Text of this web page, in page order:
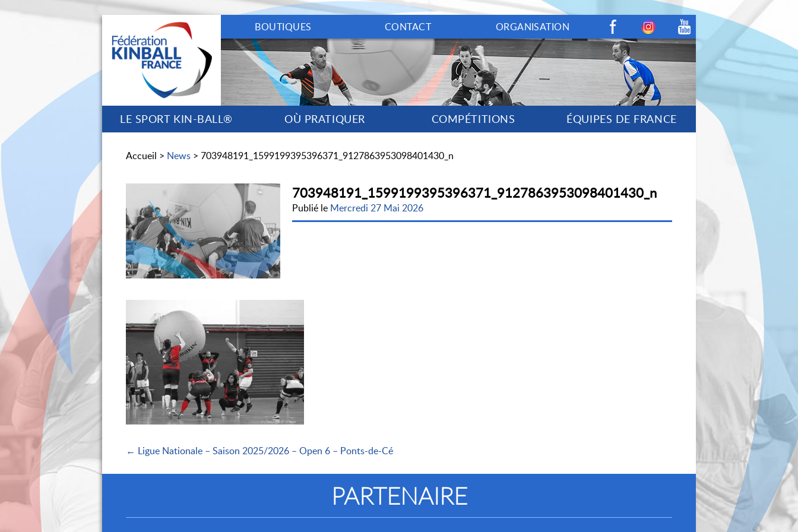
BOUTIQUES CONTACT ORGANISATION
LE SPORT KIN-BALL® OÙ PRATIQUER COMPÉTITIONS ÉQUIPES DE FRANCE
FacebookInstagramYoutube
Accueil > News > 703948191_1599199395396371_9127863953098401430_n
703948191_1599199395396371_9127863953098401430_n
Publié le Mercredi 27 Mai 2026
← Ligue Nationale – Saison 2025/2026 – Open 6 – Ponts-de-Cé
PARTENAIRE